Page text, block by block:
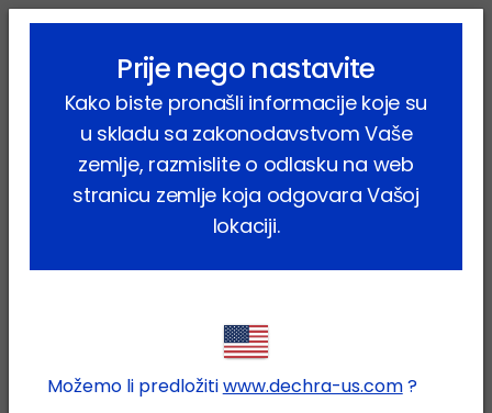
lock_outline search menu
Kontakt
Ako imate bilo kakav upit, molimo popunite
polja u nastavku te će Vas kontaktirati naša
Služba za korisnike.
Možete nas nazvati i na broj telefona
. Naše radno vrijeme je:
ponedjeljak- petak08:00-16:00sati.
Prije nego nastavite
Kako biste pronašli informacije koje su
u skladu sa zakonodavstvom Vaše
zemlje, razmislite o odlasku na web
stranicu zemlje koja odgovara Vašoj
lokaciji.
Možemo li predložitiwww.dechra-us.com?